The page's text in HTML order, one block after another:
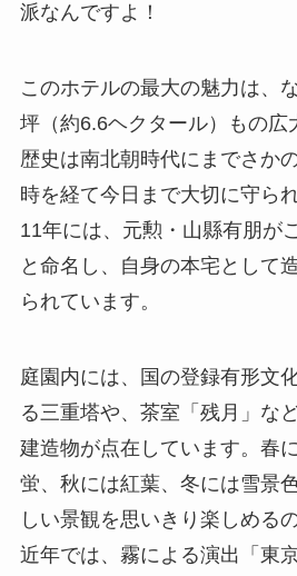
派なんですよ！
このホテルの最大の魅力は、
坪（約6.6ヘクタール）もの広
歴史は南北朝時代にまでさか
時を経て今日まで大切に守ら
11年には、元勲・山縣有朋が
と命名し、自身の本宅として
られています。
庭園内には、国の登録有形文
る三重塔や、茶室「残月」な
建造物が点在しています。春
蛍、秋には紅葉、冬には雪景
しい景観を思いきり楽しめる
近年では、霧による演出「東